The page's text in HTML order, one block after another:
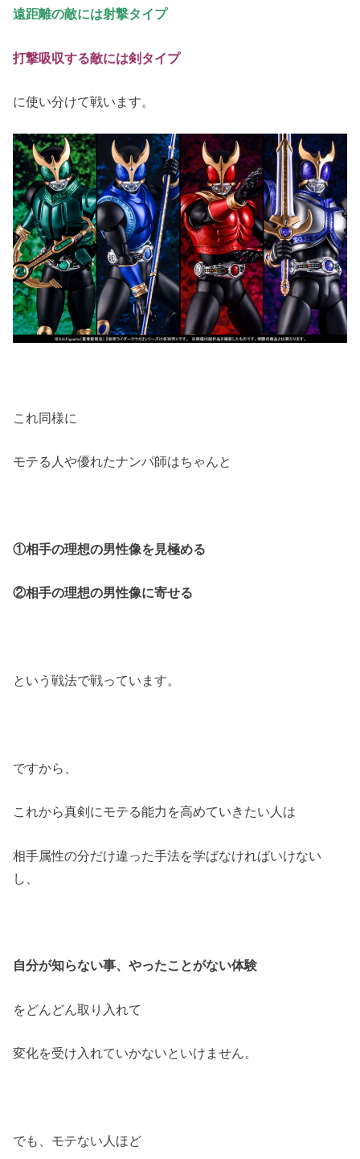
遠距離の敵には射撃タイプ
打撃吸収する敵には剣タイプ
に使い分けて戦います。
これ同様に
モテる人や優れたナンパ師はちゃんと
①相手の理想の男性像を見極める
②相手の理想の男性像に寄せる
という戦法で戦っています。
ですから、
これから真剣にモテる能力を高めていきたい人は
相手属性の分だけ違った手法を学ばなければいけない
し、
自分が知らない事、やったことがない体験
をどんどん取り入れて
変化を受け入れていかないといけません。
でも、モテない人ほど